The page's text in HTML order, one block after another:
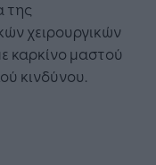
της
χειρουργικών
καρκίνο μαστού
κινδύνου.